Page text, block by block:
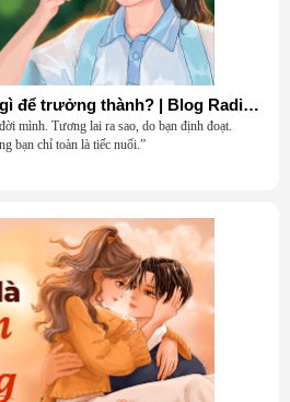
Bạn đã đánh đổi điều gì để trưởng thành? | Blog Radio 906
mình. Tương lai ra sao, do bạn định đoạt.
bạn chỉ toàn là tiếc nuối.”